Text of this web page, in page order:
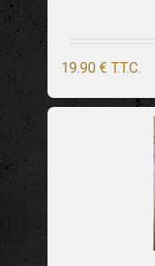
19.90 € T.T.C.